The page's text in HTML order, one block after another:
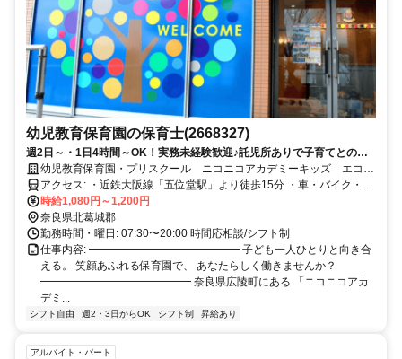
幼児教育保育園の保育士(2668327)
週2日～・1日4時間～OK！実務未経験歓迎♪託児所ありで子育てとの両
立も安心◎
幼児教育保育園・プリスクール ニコニコアカデミーキッズ エコー
ル・マミ真美ヶ丘園
アクセス: ・近鉄大阪線「五位堂駅」より徒歩15分 ・車・バイク・自
転車通勤OK
時給1,080円～1,200円
奈良県北葛城郡
勤務時間・曜日: 07:30〜20:00 時間応相談/シフト制
仕事内容: ━━━━━━━━━━━━━━ 子ども一人ひとりと向き合
える。 笑顔あふれる保育園で、 あなたらしく働きませんか？
━━━━━━━━━━━━━━ 奈良県広陵町にある 「ニコニコアカ
デミ...
シフト自由 週2・3日からOK シフト制 昇給あり
アルバイト・パート